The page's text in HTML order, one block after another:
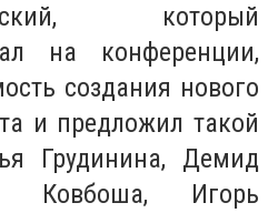
который
на конференции,
создания нового
и предложил такой
Грудинина, Демид
Ковбоша, Игорь